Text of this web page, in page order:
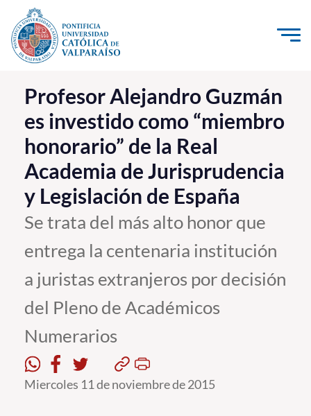
Click acá para ir directamente al contenido
La Universidad
Investigación, Creación e Innovación
PUCV Internacional
Vinculación con el Medio
Admisión
Pregrado
Postgrado
Formación Continua
Académicos
Profesor Alejandro Guzmán
es investido como “miembro
honorario” de la Real
Academia de Jurisprudencia
y Legislación de España
Se trata del más alto honor que
entrega la centenaria institución
a juristas extranjeros por decisión
del Pleno de Académicos
Numerarios
Miercoles 11 de noviembre de 2015